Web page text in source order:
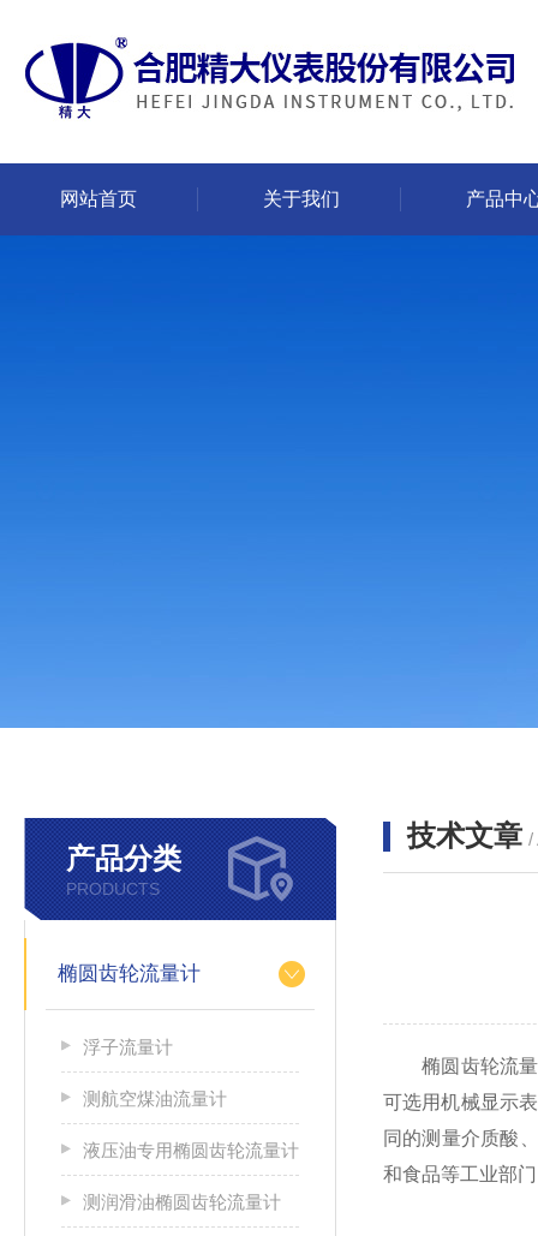
网站首页 关于我们 产品中
产品分类
PRODUCTS
椭圆齿轮流量计
浮子流量计
测航空煤油流量计
液压油专用椭圆齿轮流量计
测润滑油椭圆齿轮流量计
技术文章 /
椭圆齿轮流量
可选用机械显示
同的测量介质酸
和食品等工业部